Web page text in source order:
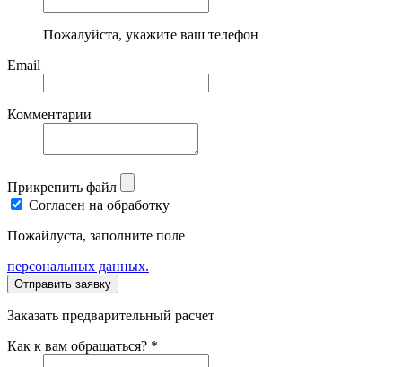
Пожалуйста, укажите ваш телефон
Email
Комментарии
Прикрепить файл
Согласен на обработку
Пожайлуста, заполните поле
персональных данных.
Заказать предварительный расчет
Как к вам обращаться? *